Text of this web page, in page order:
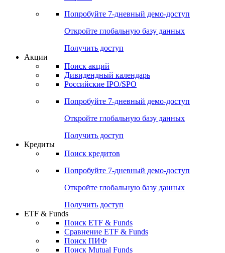
Cbonds Pages
Опросы
Попробуйте7-дневный
Откройте глобальную базу данных
Получить доступ
Поиск акций
Российские IPO/SPO
Попробуйте7-дневный
Откройте глобальную базу данных
Получить доступ
Поиск кредитов
Попробуйте7-дневный
Откройте глобальную базу данных
Получить доступ
ETF & Funds